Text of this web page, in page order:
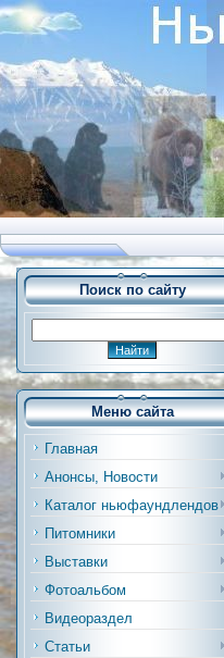
Поиск по сайту
Меню сайта
Главная
Анонсы, Новости
Каталог ньюфаундлендов
Питомники
Выставки
Фотоальбом
Видеораздел
Статьи